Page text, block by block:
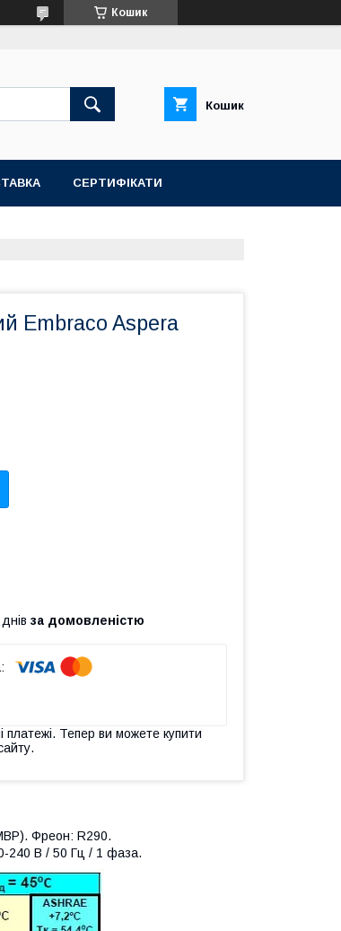
Кошик
Кошик
СЕРТИФІКАТИ
Embraco Aspera
за домовленістю
платежі. Тепер ви можете купити
Фреон: R290.
240 В / 50 Гц / 1 фаза.